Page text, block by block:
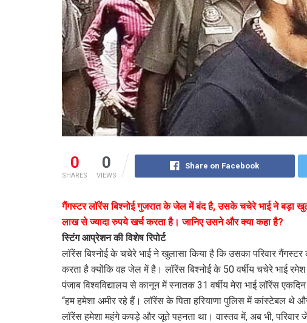
0
SHARES
0
VIEWS
Share on Facebook
गैंगस्टर लॉरेंस बिश्नोई गुजरात के जेल में बंद है, उसके चचेरे भाई ने बड़ा
लाख से ज्यादा रुपये खर्च करता है। जानिए उसने और क्या कहा है?
स्टिंग आप्रेशन की विशेष रिपोर्ट
लॉरेंस बिश्नोई के चचेरे भाई ने खुलासा किया है कि उसका परिवार
करता है क्योंकि वह जेल में है। लॉरेंस बिश्नोई के 50 वर्षीय चचेरे भाई रमेश
पंजाब विश्वविद्यालय से कानून में स्नातक 31 वर्षीय मेरा भाई लॉरेंस
“हम हमेशा अमीर रहे हैं। लॉरेंस के पिता हरियाणा पुलिस में कांस्टेबल थे
लॉरेंस हमेशा महंगे कपड़े और जूते पहनता था। वास्तव में, अब भी,